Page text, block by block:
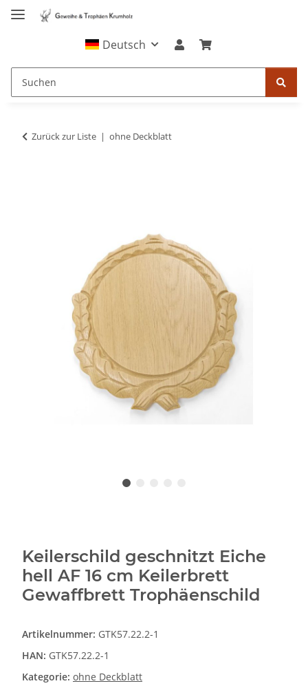
Deutsch
Zurück zur Liste ohne Deckblatt
Keilerschild geschnitzt Eiche
hell AF 16 cm Keilerbrett
Gewaffbrett Trophäenschild
Artikelnummer: GTK57.22.2-1
HAN: GTK57.22.2-1
Kategorie: ohne Deckblatt